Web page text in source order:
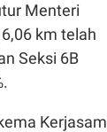
Menteri
km telah
Seksi 6B